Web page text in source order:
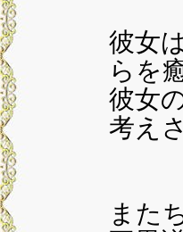
彼女
らを
彼女
考え
また